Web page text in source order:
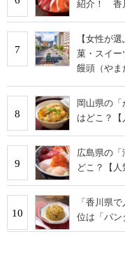
紹介！ 香
7
【女性が
菓・スイ
饅頭（やま
8
岡山県の
はどこ？【
9
広島県の
どこ？【人
10
「香川県
位は「パン